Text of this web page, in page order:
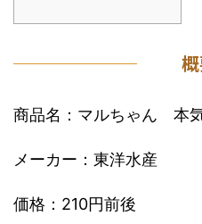
商品名：マルちゃん 本
メーカー：東洋水産
価格：210円前後